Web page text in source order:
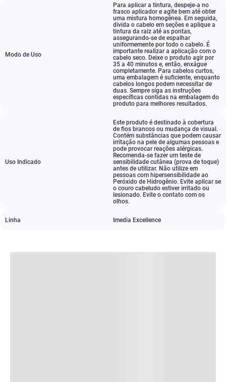
Modo de Uso
Para aplicar a tintura, despeje-a no
frasco aplicador e agite bem até obter
uma mistura homogênea. Em seguida,
divida o cabelo em seções e aplique a
tintura da raiz até as pontas,
assegurando-se de espalhar
uniformemente por todo o cabelo. É
importante realizar a aplicação com o
cabelo seco. Deixe o produto agir por
35 a 40 minutos e, então, enxágue
completamente. Para cabelos curtos,
uma embalagem é suficiente, enquanto
cabelos longos podem necessitar de
duas. Sempre siga as instruções
específicas contidas na embalagem do
produto para melhores resultados.
Uso Indicado
Este produto é destinado à cobertura
de fios brancos ou mudança de visual.
Contém substâncias que podem causar
irritação na pele de algumas pessoas e
pode provocar reações alérgicas.
Recomenda-se fazer um teste de
sensibilidade cutânea (prova de toque)
antes de utilizar. Não utilize em
pessoas com hipersensibilidade ao
Peróxido de Hidrogênio. Evite aplicar se
o couro cabeludo estiver irritado ou
lesionado. Evite o contato com os
olhos.
Linha Imedia Excellence